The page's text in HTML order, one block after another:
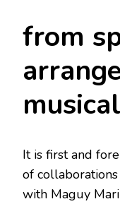
from
It is first and
of
with Maguy